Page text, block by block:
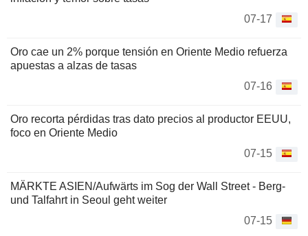
07-17
Oro cae un 2% porque tensión en Oriente Medio refuerza
apuestas a alzas de tasas
07-16
Oro recorta pérdidas tras dato precios al productor EEUU,
foco en Oriente Medio
07-15
MÄRKTE ASIEN/Aufwärts im Sog der Wall Street - Berg-
und Talfahrt in Seoul geht weiter
07-15